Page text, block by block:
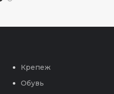
Крепеж
Обувь